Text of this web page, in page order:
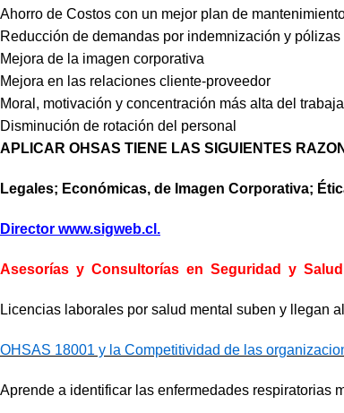
Ahorro de Costos con un mejor plan de
Reducción de demandas por indemnización y
Mejora de la imagen corporativa
Mejora en las relaciones cliente-proveedor
Moral, motivación y concentración más alta del
Disminución de rotación del personal
APLICAR OHSAS TIENE LAS SIGUIENTES
Legales; Económicas, de Imagen Corporativa;
Director www.sigweb.cl.
Asesorías y Consultorías en Seguridad y Salud
Licencias laborales por salud mental suben y llegan
OHSAS 18001 y la Competitividad de las
Aprende a identificar las enfermedades respiratorias